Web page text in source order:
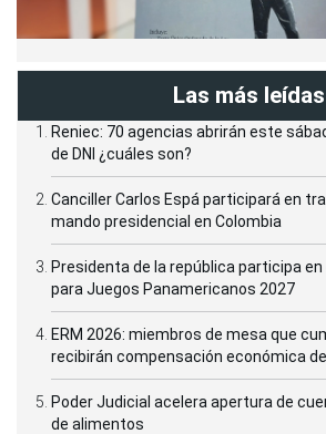
Las más leídas
Reniec: 70 agencias abrirán este
de DNI ¿cuáles son?
Canciller Carlos Espá participará en
mando presidencial en Colombia
Presidenta de la república participa
para Juegos Panamericanos 2027
ERM 2026: miembros de mesa que
recibirán compensación económica
Poder Judicial acelera apertura de
de alimentos